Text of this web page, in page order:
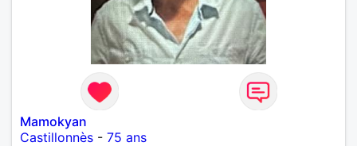
Mamokyan
Castillonnès - 75 ans